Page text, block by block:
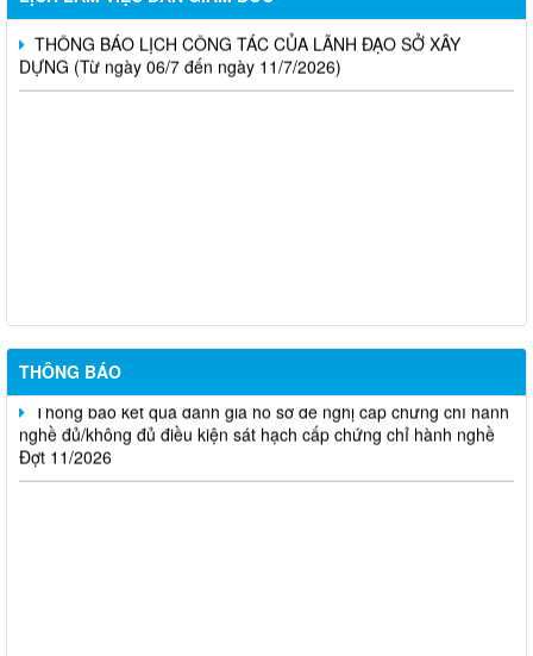
THÔNG BÁO LỊCH CÔNG TÁC CỦA LÃNH ĐẠO SỞ XÂY
DỰNG (Từ ngày 06/7 đến ngày 11/7/2026)
THÔNG BÁO
nghề đủ/không đủ điều kiện sát hạch cấp chứng chỉ hành nghề
Đợt 10/2026
Thông báo kết quả đánh giá hồ sơ đề nghị cấp chứng chỉ hành
nghề đủ/không đủ điều kiện sát hạch cấp chứng chỉ hành nghề
Đợt 11/2026